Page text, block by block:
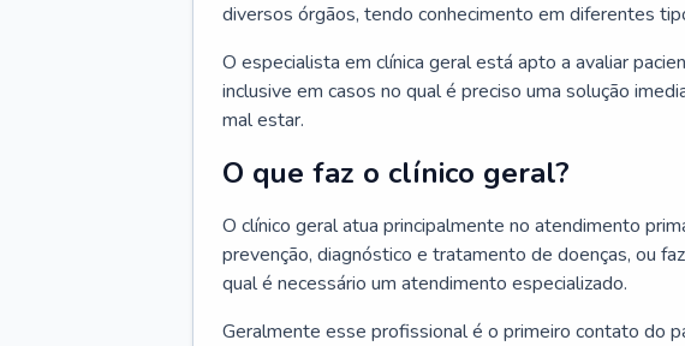
diversos órgãos, tendo conhecimento em diferentes
O especialista em clínica geral está apto a avaliar
inclusive em casos no qual é preciso uma solução
mal estar.
O que faz o clínico geral?
O clínico geral atua principalmente no atendimento
prevenção, diagnóstico e tratamento de doenças, ou
qual é necessário um atendimento especializado.
Geralmente esse profissional é o primeiro contato do